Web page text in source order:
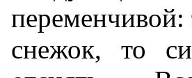
переменчивой:
снежок, то